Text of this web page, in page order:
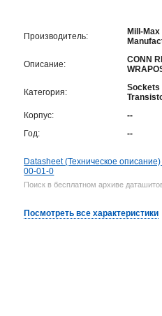
Производитель:
Mill-Max
Описание:
CONN
Категория:
Sockets
Корпус:
--
Год:
--
Datasheet (Техническое
00-01-0
Поиск в бесплатном архиве
Посмотреть все характеристики